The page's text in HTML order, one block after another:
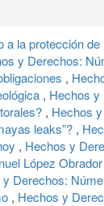
a la protección de
y Derechos:
,
, Hechos y
, Hechos
leaks”? ,
, Hechos y
López
Derechos:
, Hechos y